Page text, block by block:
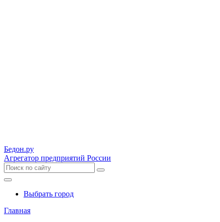
Бедон.ру
Агрегатор предприятий России
Выбрать город
Главная